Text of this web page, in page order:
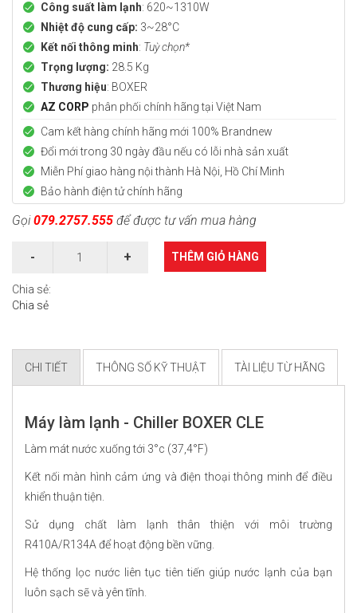
Công suất làm lạnh: 620~1310W
Nhiệt độ cung cấp: 3~28°C
Kết nối thông minh: Tuỳ chọn*
Trọng lượng: 28.5 Kg
Thương hiệu: BOXER
AZ CORP phân phối chính hãng tại Việt Nam
Cam kết hàng chính hãng mới 100% Brandnew
Đổi mới trong 30 ngày đầu nếu có lỗi nhà sản xuất
Miễn Phí giao hàng nội thành Hà Nội, Hồ Chí Minh
Bảo hành điện tử chính hãng
Gọi079.2757.555 để được tư vấn mua hàng
THÊM GIỎ HÀNG
Chia sẻ:
Chia sẻ
CHI TIẾT THÔNG SỐ KỸ THUẬT TÀI LIỆU TỪ HÃNG
Máy làm lạnh - Chiller BOXER CLE
Làm mát nước xuống tới 3°c (37,4°F)
Kết nối màn hình cảm ứng và điện thoại thông minh để điều
khiển thuận tiện.
Sử dụng chất làm lạnh thân thiện với môi trường
R410A/R134A để hoạt động bền vững.
Hệ thống lọc nước liên tục tiên tiến giúp nước lạnh của bạn
luôn sạch sẽ và yên tĩnh.